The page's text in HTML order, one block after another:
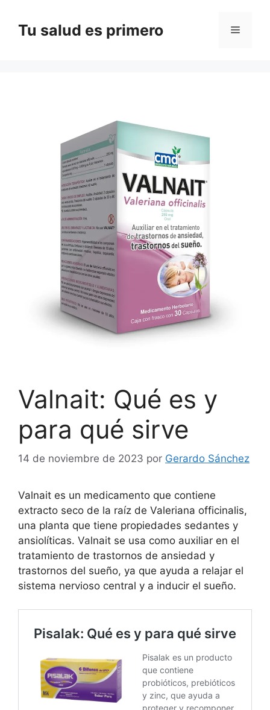
contenido
Tu salud es primero Menú
Valnait: Qué es y
para qué sirve
14 de noviembre de 2023 por Gerardo Sánchez
Valnait es un medicamento que contiene
extracto seco de la raíz de Valeriana officinalis,
una planta que tiene propiedades sedantes y
ansiolíticas. Valnait se usa como auxiliar en el
tratamiento de trastornos de ansiedad y
trastornos del sueño, ya que ayuda a relajar el
sistema nervioso central y a inducir el sueño.